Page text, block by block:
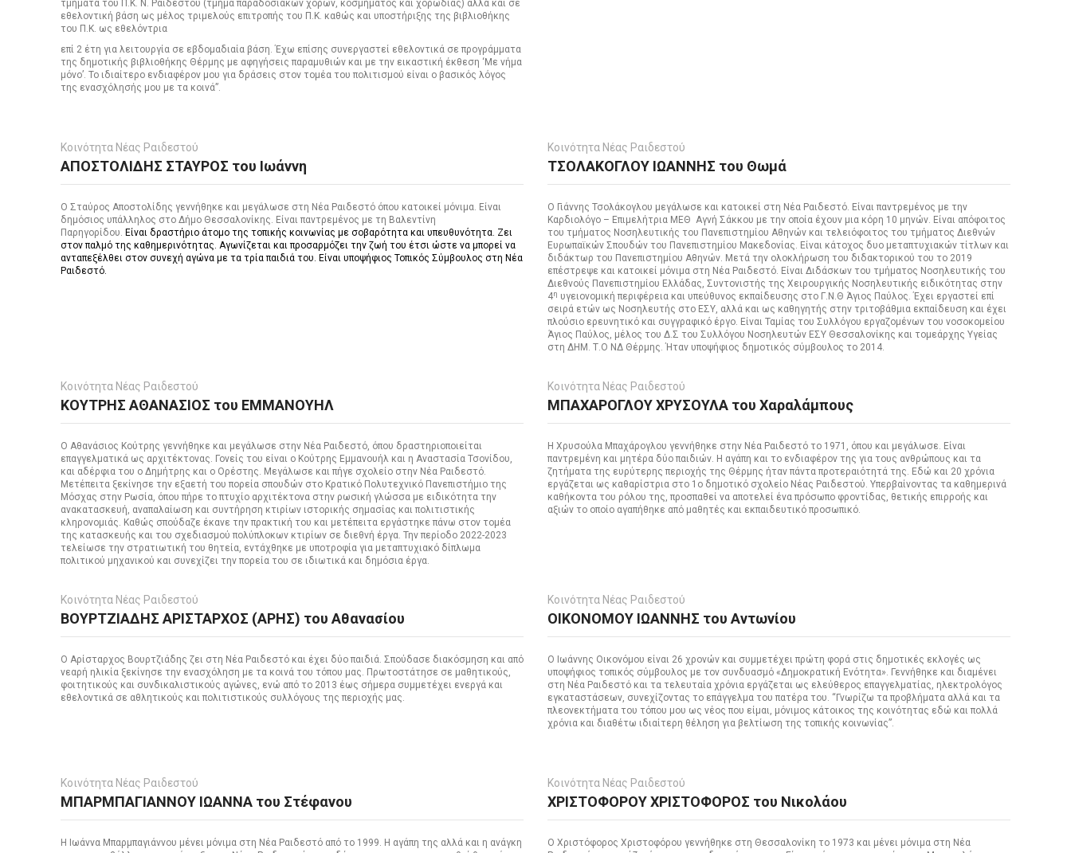
τμήματα του Π.Κ. Ν. Ραιδεστού (τμήμα παραδοσιακών χορών, κοσμήματος και χορωδίας) αλλά και σε
εθελοντική βάση ως μέλος τριμελούς επιτροπής του Π.Κ. καθώς και υποστήριξης της βιβλιοθήκης
του Π.Κ. ως εθελόντρια
επί 2 έτη για λειτουργία σε εβδομαδιαία βάση. Έχω επίσης συνεργαστεί εθελοντικά σε προγράμματα
της δημοτικής βιβλιοθήκης Θέρμης με αφηγήσεις παραμυθιών και με την εικαστική έκθεση ‘Με νήμα
μόνο’. Το ιδιαίτερο ενδιαφέρον μου για δράσεις στον τομέα του πολιτισμού είναι ο βασικός λόγος
της ενασχόλησής μου με τα κοινά”.
Κοινότητα Νέας Ραιδεστού
ΑΠΟΣΤΟΛΙΔΗΣ ΣΤΑΥΡΟΣ του Ιωάννη
Ο Σταύρος Αποστολίδης γεννήθηκε και μεγάλωσε στη Νέα Ραιδεστό όπου κατοικεί μόνιμα. Είναι
δημόσιος υπάλληλος στο Δήμο Θεσσαλονίκης. Είναι παντρεμένος με τη Βαλεντίνη
Παρηγορίδου. Είναι δραστήριο άτομο της τοπικής κοινωνίας με σοβαρότητα και υπευθυνότητα. Ζει
στον παλμό της καθημερινότητας. Αγωνίζεται και προσαρμόζει την ζωή του έτσι ώστε να μπορεί να
ανταπεξέλθει στον συνεχή αγώνα με τα τρία παιδιά του. Είναι υποψήφιος Τοπικός Σύμβουλος στη Νέα
Ραιδεστό.
Κοινότητα Νέας Ραιδεστού
ΤΣΟΛΑΚΟΓΛΟΥ ΙΩΑΝΝΗΣ του Θωμά
Ο Γιάννης Τσολάκογλου μεγάλωσε και κατοικεί στη Νέα Ραιδεστό. Είναι παντρεμένος με την
Καρδιολόγο – Επιμελήτρια ΜΕΘ Αγνή Σάκκου με την οποία έχουν μια κόρη 10 μηνών. Είναι απόφοιτος
του τμήματος Νοσηλευτικής του Πανεπιστημίου Αθηνών και τελειόφοιτος του τμήματος Διεθνών
Ευρωπαϊκών Σπουδών του Πανεπιστημίου Μακεδονίας. Είναι κάτοχος δυο μεταπτυχιακών τίτλων και
διδάκτωρ του Πανεπιστημίου Αθηνών. Μετά την ολοκλήρωση του διδακτορικού του το 2019
επέστρεψε και κατοικεί μόνιμα στη Νέα Ραιδεστό. Είναι Διδάσκων του τμήματος Νοσηλευτικής του
Διεθνούς Πανεπιστημίου Ελλάδας, Συντονιστής της Χειρουργικής Νοσηλευτικής ειδικότητας στην
4η υγειονομική περιφέρεια και υπεύθυνος εκπαίδευσης στο Γ.Ν.Θ Άγιος Παύλος. Έχει εργαστεί επί
σειρά ετών ως Νοσηλευτής στο ΕΣΥ, αλλά και ως καθηγητής στην τριτοβάθμια εκπαίδευση και έχει
πλούσιο ερευνητικό και συγγραφικό έργο. Είναι Ταμίας του Συλλόγου εργαζομένων του νοσοκομείου
Άγιος Παύλος, μέλος του Δ.Σ του Συλλόγου Νοσηλευτών ΕΣΥ Θεσσαλονίκης και τομεάρχης Υγείας
στη ΔΗΜ. Τ.Ο ΝΔ Θέρμης. Ήταν υποψήφιος δημοτικός σύμβουλος το 2014.
Κοινότητα Νέας Ραιδεστού
ΚΟΥΤΡΗΣ ΑΘΑΝΑΣΙΟΣ του ΕΜΜΑΝΟΥΗΛ
Ο Αθανάσιος Κούτρης γεννήθηκε και μεγάλωσε στην Νέα Ραιδεστό, όπου δραστηριοποιείται
επαγγελματικά ως αρχιτέκτονας. Γονείς του είναι ο Κούτρης Εμμανουήλ και η Αναστασία Τσονίδου,
και αδέρφια του ο Δημήτρης και ο Ορέστης. Μεγάλωσε και πήγε σχολείο στην Νέα Ραιδεστό.
Μετέπειτα ξεκίνησε την εξαετή του πορεία σπουδών στο Κρατικό Πολυτεχνικό Πανεπιστήμιο της
Μόσχας στην Ρωσία, όπου πήρε το πτυχίο αρχιτέκτονα στην ρωσική γλώσσα με ειδικότητα την
ανακατασκευή, αναπαλαίωση και συντήρηση κτιρίων ιστορικής σημασίας και πολιτιστικής
κληρονομιάς. Καθώς σπούδαζε έκανε την πρακτική του και μετέπειτα εργάστηκε πάνω στον τομέα
της κατασκευής και του σχεδιασμού πολύπλοκων κτιρίων σε διεθνή έργα. Την περίοδο 2022-2023
τελείωσε την στρατιωτική του θητεία, εντάχθηκε με υποτροφία για μεταπτυχιακό δίπλωμα
πολιτικού μηχανικού και συνεχίζει την πορεία του σε ιδιωτικά και δημόσια έργα.
Κοινότητα Νέας Ραιδεστού
ΜΠΑΧΑΡΟΓΛΟΥ ΧΡΥΣΟΥΛΑ του Χαραλάμπους
Η Χρυσούλα Μπαχάρογλου γεννήθηκε στην Νέα Ραιδεστό το 1971, όπου και μεγάλωσε. Είναι
παντρεμένη και μητέρα δύο παιδιών. Η αγάπη και το ενδιαφέρον της για τους ανθρώπους και τα
ζητήματα της ευρύτερης περιοχής της Θέρμης ήταν πάντα προτεραιότητά της. Εδώ και 20 χρόνια
εργάζεται ως καθαρίστρια στο 1ο δημοτικό σχολείο Νέας Ραιδεστού. Υπερβαίνοντας τα καθημερινά
καθήκοντα του ρόλου της, προσπαθεί να αποτελεί ένα πρόσωπο φροντίδας, θετικής επιρροής και
αξιών το οποίο αγαπήθηκε από μαθητές και εκπαιδευτικό προσωπικό.
Κοινότητα Νέας Ραιδεστού
ΒΟΥΡΤΖΙΑΔΗΣ ΑΡΙΣΤΑΡΧΟΣ (ΑΡΗΣ) του Αθανασίου
Ο Αρίσταρχος Βουρτζιάδης ζει στη Νέα Ραιδεστό και έχει δύο παιδιά. Σπούδασε διακόσμηση και από
νεαρή ηλικία ξεκίνησε την ενασχόληση με τα κοινά του τόπου μας. Πρωτοστάτησε σε μαθητικούς,
φοιτητικούς και συνδικαλιστικούς αγώνες, ενώ από το 2013 έως σήμερα συμμετέχει ενεργά και
εθελοντικά σε αθλητικούς και πολιτιστικούς συλλόγους της περιοχής μας.
Κοινότητα Νέας Ραιδεστού
ΟΙΚΟΝΟΜΟΥ ΙΩΑΝΝΗΣ του Αντωνίου
Ο Ιωάννης Οικονόμου είναι 26 χρονών και συμμετέχει πρώτη φορά στις δημοτικές εκλογές ως
υποψήφιος τοπικός σύμβουλος με τον συνδυασμό «Δημοκρατική Ενότητα». Γεννήθηκε και διαμένει
στη Νέα Ραιδεστό και τα τελευταία χρόνια εργάζεται ως ελεύθερος επαγγελματίας, ηλεκτρολόγος
εγκαταστάσεων, συνεχίζοντας το επάγγελμα του πατέρα του. “Γνωρίζω τα προβλήματα αλλά και τα
πλεονεκτήματα του τόπου μου ως νέος που είμαι, μόνιμος κάτοικος της κοινότητας εδώ και πολλά
χρόνια και διαθέτω ιδιαίτερη θέληση για βελτίωση της τοπικής κοινωνίας”.
Κοινότητα Νέας Ραιδεστού
ΜΠΑΡΜΠΑΓΙΑΝΝΟΥ ΙΩΑΝΝΑ του Στέφανου
Η Ιωάννα Μπαρμπαγιάννου μένει μόνιμα στη Νέα Ραιδεστό από το 1999. Η αγάπη της αλλά και η ανάγκη
Κοινότητα Νέας Ραιδεστού
ΧΡΙΣΤΟΦΟΡΟΥ ΧΡΙΣΤΟΦΟΡΟΣ του Νικολάου
Ο Χριστόφορος Χριστοφόρου γεννήθηκε στη Θεσσαλονίκη το 1973 και μένει μόνιμα στη Νέα